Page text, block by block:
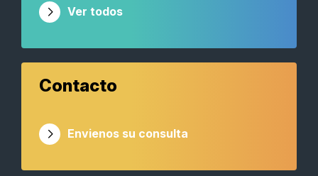
Ver todos
Contacto
Envienos su consulta